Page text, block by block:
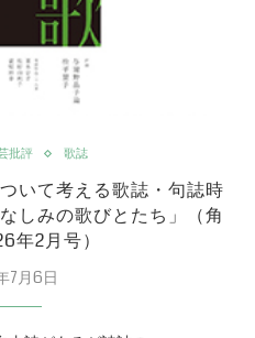
批評 歌誌
いて考える歌誌・句誌時
しみの歌びとたち」（角
年2月号）
7月6日